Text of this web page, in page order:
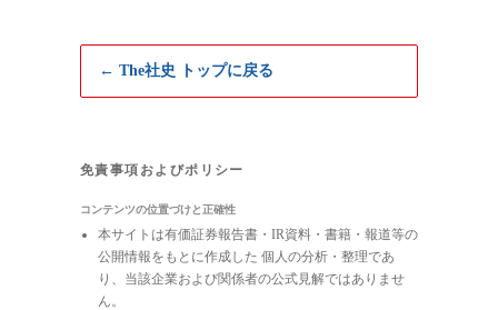
← The社史 トップに戻る
免責事項およびポリシー
コンテンツの位置づけと正確性
本サイトは有価証券報告書・IR資料・書籍・報道等の
公開情報をもとに作成した 個人の分析・整理であ
り、当該企業および関係者の公式見解ではありませ
ん。